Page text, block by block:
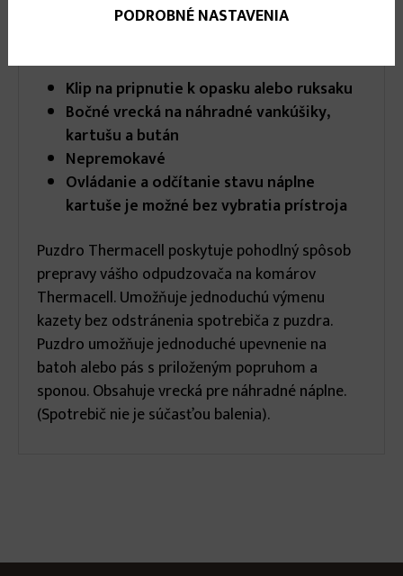
(aktívnaParametre
Klip na pripnutie k opasku alebo ruksaku
Bočné vrecká na náhradné vankúšiky,
kartušu a bután
Nepremokavé
Ovládanie a odčítanie stavu náplne
kartuše je možné bez vybratia prístroja
Puzdro Thermacell poskytuje pohodlný spôsob
prepravy vášho odpudzovača na komárov
Thermacell. Umožňuje jednoduchú výmenu
kazety bez odstránenia spotrebiča z puzdra.
Puzdro umožňuje jednoduché upevnenie na
batoh alebo pás s priloženým popruhom a
sponou. Obsahuje vrecká pre náhradné náplne.
(Spotrebič nie je súčasťou balenia).
PODROBNÉ NASTAVENIA